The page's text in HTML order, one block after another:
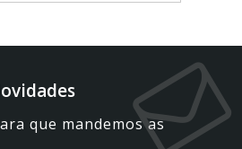
que mandemos as